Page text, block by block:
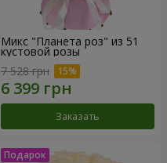
Микс "Планета роз" из 51
кустовой розы
7 528 грн
Заказать